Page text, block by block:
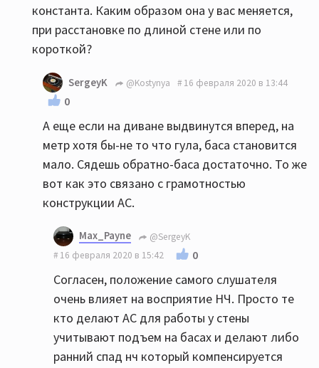
константа. Каким образом она у вас меняется,
при расстановке по длиной стене или по
короткой?
SergeyK @Kostynya 16 февраля 2020 в 13:44
0
А еще если на диване выдвинутся вперед, на
метр хотя бы-не то что гула, баса становится
мало. Сядешь обратно-баса достаточно. То же
вот как это связано с грамотностью
конструкции АС.
Max_Payne
@SergeyK
16 февраля 2020 в 15:42
0
Согласен, положение самого слушателя
очень влияет на восприятие НЧ. Просто те
кто делают АС для работы у стены
учитывают подъем на басах и делают либо
ранний спад нч который компенсируется